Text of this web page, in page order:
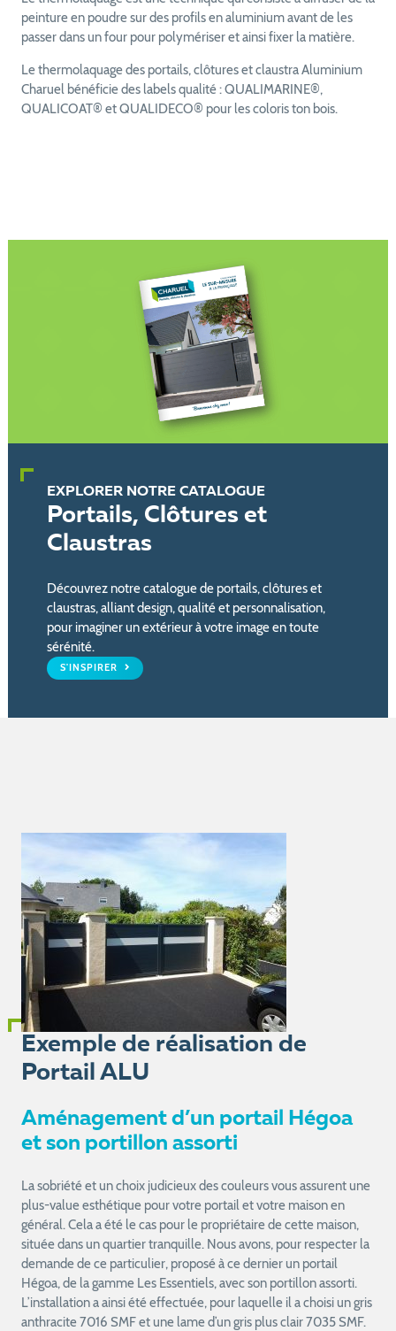
peinture en poudre sur des profils en aluminium avant de les
passer dans un four pour polymériser et ainsi fixer la matière.
Le thermolaquage des portails, clôtures et claustra Aluminium
Charuel bénéficie des labels qualité : QUALIMARINE®,
QUALICOAT® et QUALIDECO® pour les coloris ton bois.
EXPLORER NOTRE CATALOGUE
Portails, Clôtures et
Claustras
Découvrez notre catalogue de portails, clôtures et
claustras, alliant design, qualité et personnalisation,
pour imaginer un extérieur à votre image en toute
sérénité.
S'INSPIRER
Exemple de réalisation de
Portail ALU
Aménagement d’un portail Hégoa
et son portillon assorti
La sobriété et un choix judicieux des couleurs vous assurent une
plus-value esthétique pour votre portail et votre maison en
général. Cela a été le cas pour le propriétaire de cette maison,
située dans un quartier tranquille. Nous avons, pour respecter la
demande de ce particulier, proposé à ce dernier un portail
Hégoa, de la gamme Les Essentiels, avec son portillon assorti.
L’installation a ainsi été effectuée, pour laquelle il a choisi un gris
anthracite 7016 SMF et une lame d’un gris plus clair 7035 SMF.